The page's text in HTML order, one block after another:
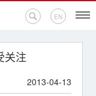
EN
关注
2013-04-13